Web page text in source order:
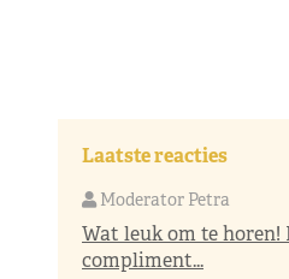
Laatste reacties
Moderator Petra
Wat leuk om te horen!
compliment...